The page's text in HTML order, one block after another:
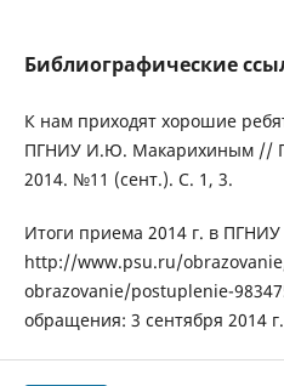
Библиографические
К нам приходят хорошие
ПГНИУ И.Ю. Макарихиным //
2014. №11 (сент.). С. 1, 3.
Итоги приема 2014 г. в
http://www.psu.ru/
obrazovanie/postuplenie-
обращения: 3 сентября 2014